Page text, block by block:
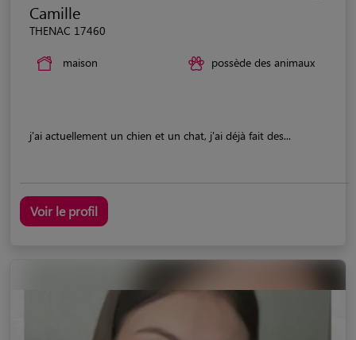
Camille
THENAC 17460
maison possède des animaux
j'ai actuellement un chien et un chat, j'ai déjà fait des...
Voir le profil